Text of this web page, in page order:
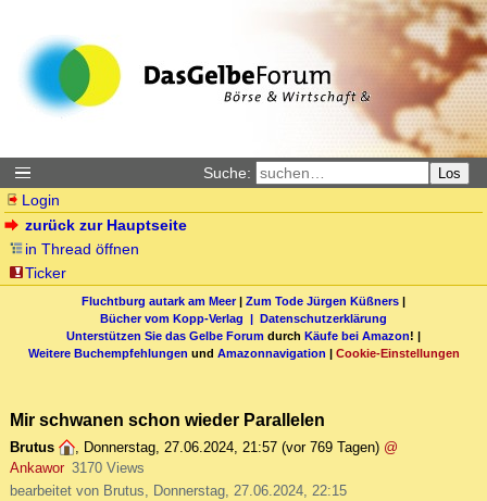
Suche: Los
Login
zurück zur Hauptseite
in Thread öffnen
Ticker
Fluchtburg autark am Meer| Zum Tode Jürgen Küßners |
Bücher vom Kopp-Verlag | Datenschutzerklärung
Unterstützen Sie das Gelbe Forum durch Käufe bei Amazon! |
Weitere Buchempfehlungen und Amazonnavigation | Cookie-Einstellungen
Mir schwanen schon wieder Parallelen
Brutus , Donnerstag, 27.06.2024, 21:57 (vor 769 Tagen) @
Ankawor 3170 Views
bearbeitet von Brutus, Donnerstag, 27.06.2024, 22:15